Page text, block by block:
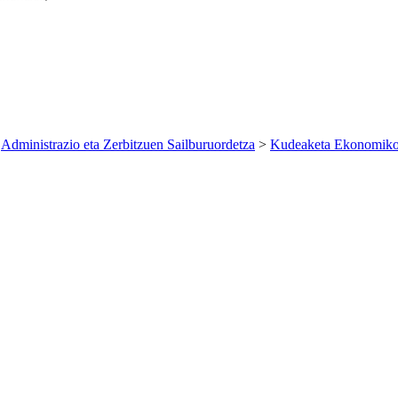
Administrazio eta Zerbitzuen Sailburuordetza > Kudeaketa